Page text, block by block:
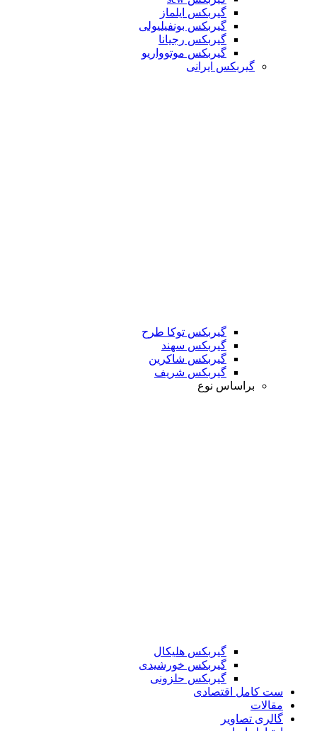
گیربکس ایلماز
گیربکس بونفیلیولی
گیربکس رجیانا
گیربکس موتوواریو
گیربکس ایرانی
گیربکس توکا طرح
گیربکس سهند
گیربکس شاکرین
گیربکس شریف
براساس نوع
گیربکس هلیکال
گیربکس خورشیدی
گیربکس حلزونی
ست کامل اقتصادی
مقالات
گالری تصاویر